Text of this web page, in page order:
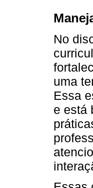
No
uma
Essa
e está